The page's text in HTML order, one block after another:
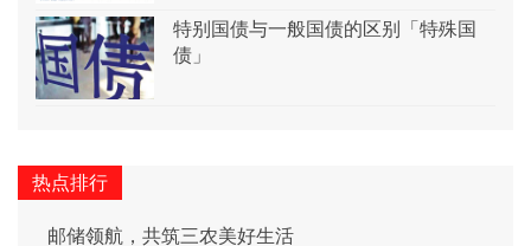
特别国债与一般国债的区别「特殊国
债」
热点排行
邮储领航，共筑三农美好生活